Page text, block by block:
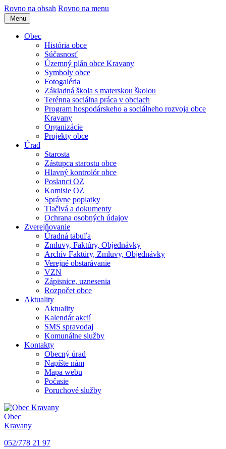
Rovno na obsah Rovno na menu
Menu
Obec
História obce
Súčasnosť
Územný plán obce Kravany
Symboly obce
Fotogaléria
Základná škola s materskou školou
Terénna sociálna práca v obciach
Program hospodárskeho a sociálneho rozvoja obce
Kravany
Organizácie
Projekty obce
Úrad
Starosta
Zástupca starostu obce
Hlavný kontrolór obce
Poslanci OZ
Komisie OZ
Správne poplatky
Tlačivá a dokumenty
Ochrana osobných údajov
Zverejňovanie
Úradná tabuľa
Zmluvy, Faktúry, Objednávky
Archív Faktúry, Zmluvy, Objednávky
Verejné obstarávanie
VZN
Zápisnice, uznesenia
Rozpočet obce
Aktuality
Aktuality
Kalendár akcií
SMS spravodaj
Komunálne služby
Kontakty
Obecný úrad
Napíšte nám
Mapa webu
Počasie
Poruchové služby
Obec
Kravany
052/778 21 97